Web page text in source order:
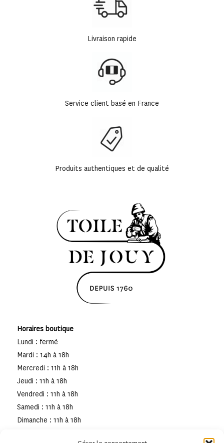
Livraison rapide
Service client basé en France
Produits authentiques et de qualité
Horaires boutique
Lundi : fermé
Mardi : 14h à 18h
Mercredi : 11h à 18h
Jeudi : 11h à 18h
Vendredi : 11h à 18h
Samedi : 11h à 18h
Dimanche : 11h à 18h